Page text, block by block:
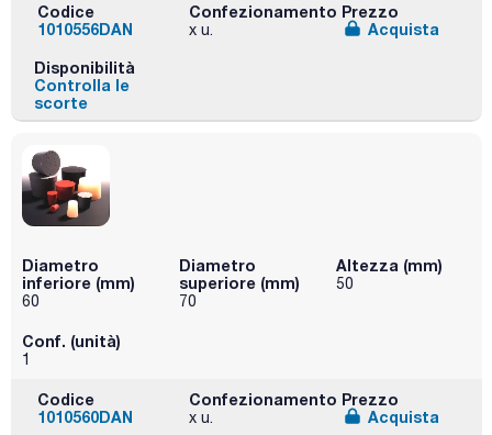
Codice
1010556DAN
Confezionamento
x u.
Prezzo
Acquista
Disponibilità
Controlla le
scorte
Diametro
inferiore (mm)
60
Diametro
superiore (mm)
70
Altezza (mm)
50
Conf. (unità)
1
Codice
1010560DAN
Confezionamento
x u.
Prezzo
Acquista